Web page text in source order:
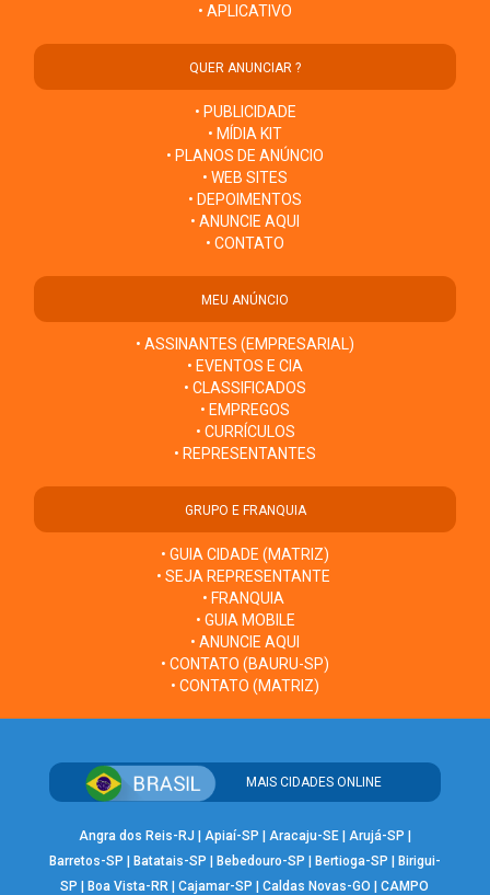
• APLICATIVO
QUER ANUNCIAR ?
• PUBLICIDADE
• MÍDIA KIT
• PLANOS DE ANÚNCIO
• WEB SITES
• DEPOIMENTOS
• ANUNCIE AQUI
• CONTATO
MEU ANÚNCIO
• ASSINANTES (EMPRESARIAL)
• EVENTOS E CIA
• CLASSIFICADOS
• EMPREGOS
• CURRÍCULOS
• REPRESENTANTES
GRUPO E FRANQUIA
• GUIA CIDADE (MATRIZ)
• SEJA REPRESENTANTE
• FRANQUIA
• GUIA MOBILE
• ANUNCIE AQUI
• CONTATO (BAURU-SP)
• CONTATO (MATRIZ)
MAIS CIDADES ONLINE
Angra dos Reis-RJ | Apiaí-SP | Aracaju-SE| Arujá-SP |
Barretos-SP | Batatais-SP | Bebedouro-SP | Bertioga-SP | Birigui-
SP |Boa Vista-RR |Cajamar-SP |Caldas Novas-GO |CAMPO